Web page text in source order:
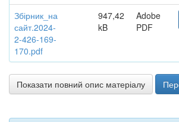
Збірник_на
сайт.2024-
2-426-169-
170.pdf
947,42
kB
Adobe
PDF
Показати повний опис матеріалу